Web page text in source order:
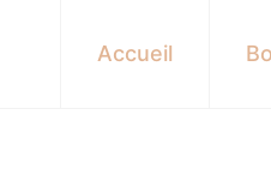
Accueil